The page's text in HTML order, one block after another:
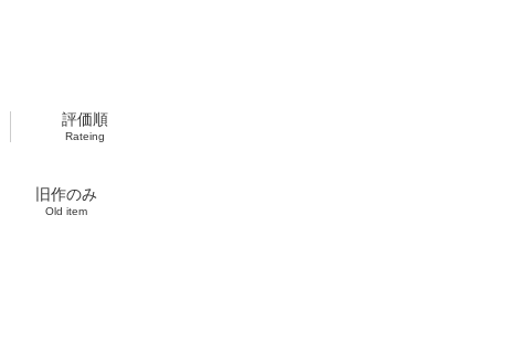
評価順
Rateing
旧作のみ
Old item